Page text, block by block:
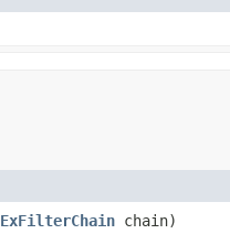
ExFilterChain chain)